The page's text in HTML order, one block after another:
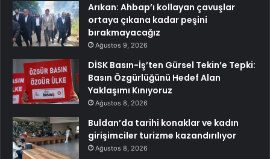
Arıkan: Ahbap’ı kollayan çavuşlar
ortaya çıkana kadar peşini
bırakmayacağız
Ağustos 9, 2026
DİSK Basın-İş’ten Gürsel Tekin’e Tepki:
Basın Özgürlüğünü Hedef Alan
Yaklaşımı Kınıyoruz
Ağustos 8, 2026
Buldan’da tarihi konaklar ve kadın
girişimciler turizme kazandırılıyor
Ağustos 8, 2026